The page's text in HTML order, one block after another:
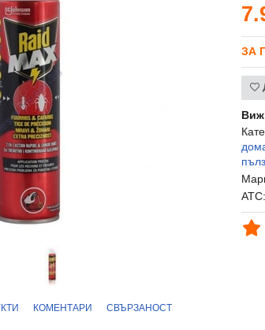
ЗА
ATC:
КОМЕНТАРИ СВЪРЗАНОСТ